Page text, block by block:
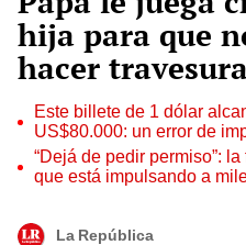
hija para que
hacer
Este billete de 1 dólar
US$80.000: un error de
pieza única que hoy
mundo
“Dejá de pedir permiso”:
que está impulsando a
La República